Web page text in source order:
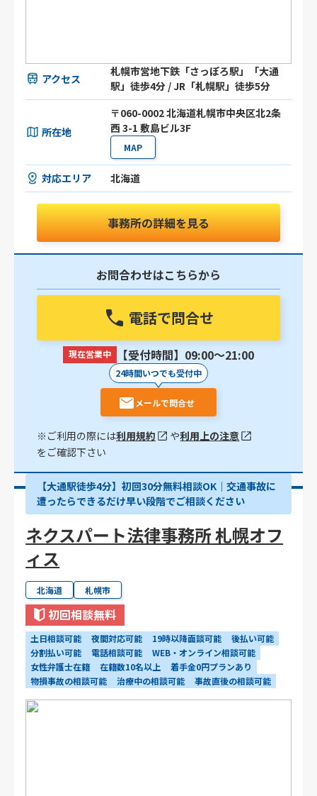
アクセス
札幌市営地下鉄「さっぽろ駅」「大通
駅」徒歩4分 / JR「札幌駅」徒歩5分
所在地
〒060-0002 北海道札幌市中央区北2条
西 3-1 敷島ビル3F
MAP
対応エリア 北海道
事務所の詳細を見る
お問合わせはこちらから
電話で問合せ
現在営業中 【受付時間】09:00〜21:00
24時間いつでも受付中
メールで問合せ
※ご利用の際には利用規約 や利用上の注意
をご確認下さい
【大通駅徒歩4分】初回30分無料相談OK｜交通事故に
遭ったらできるだけ早い段階でご相談ください
ネクスパート法律事務所 札幌オフ
ィス
北海道 札幌市
初回相談無料
土日相談可能 夜間対応可能 19時以降面談可能
後払い可能
分割払い可能
電話相談可能
WEB・オンライン相談可能
女性弁護士在籍
在籍数10名以上
着手金0円プランあり
物損事故の相談可能
治療中の相談可能 事故直後の相談可能